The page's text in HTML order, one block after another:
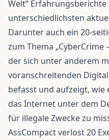
Welt“
unterschiedlichsten
Darunter auch ein 20-
zum Thema „CyberCrime
der sich unter anderem
voranschreitenden
befasst und aufzeigt, wie
das Internet unter dem
für illegale Zwecke zu
AssCompact verlost 20